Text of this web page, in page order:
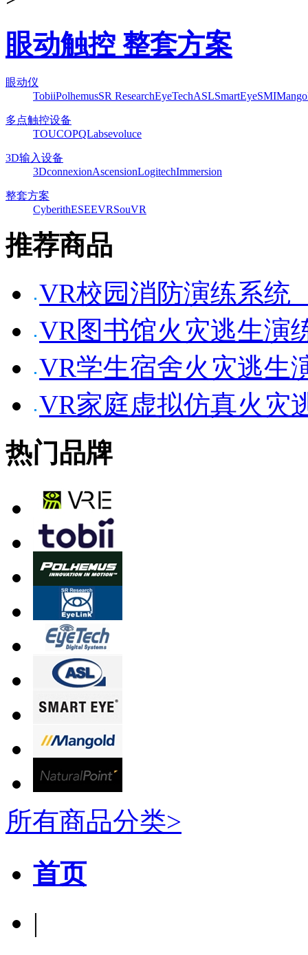
眼动触控 整套方案
眼动仪
TobiiPolhemusSR ResearchEyeTechASLSmartEyeSMI
多点触控设备
TOUCOPQLabsevoluce
3D输入设备
3DconnexionAscensionLogitechImmersion
整套方案
CyberithESEEVRSouVR
推荐商品
VR校园消防演练系统
VR图书馆火灾逃生演
VR学生宿舍火灾逃生
VR家庭虚拟仿真火灾
热门品牌
所有商品分类>
首页
|